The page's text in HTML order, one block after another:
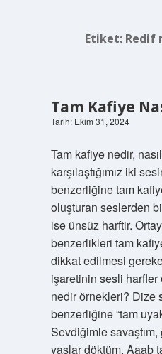
Etiket: Redif
Tam Kafiye
Tarih: Ekim 31, 2024
Tam kafiye nedir,
karşılaştığımız iki
benzerliğine tam
oluşturan seslerden
ise ünsüz harftir.
benzerlikleri tam
dikkat edilmesi
işaretinin sesli harfler
nedir örnekleri? Dize
benzerliğine “tam
Sevdiğimle
yaşlar döktüm. Aaab